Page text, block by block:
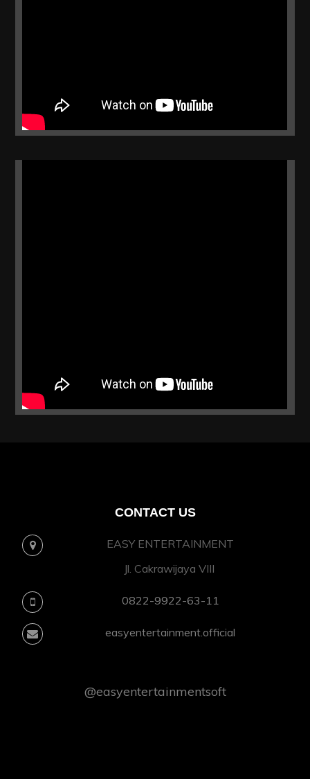
CONTACT US
EASY ENTERTAINMENT
Jl. Cakrawijaya VIII
0822-9922-63-11
easyentertainment.official
@easyentertainmentsoft